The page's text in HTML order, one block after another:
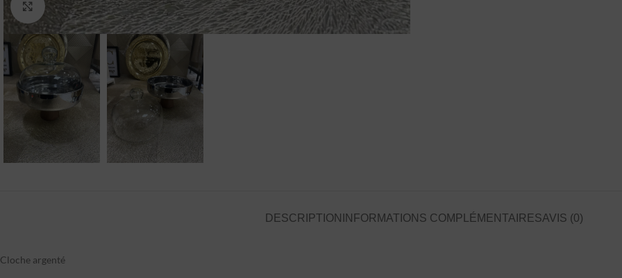
Click to enlarge
DESCRIPTION INFORMATIONS COMPLÉMENTAIRESAVIS (0)
Cloche argenté